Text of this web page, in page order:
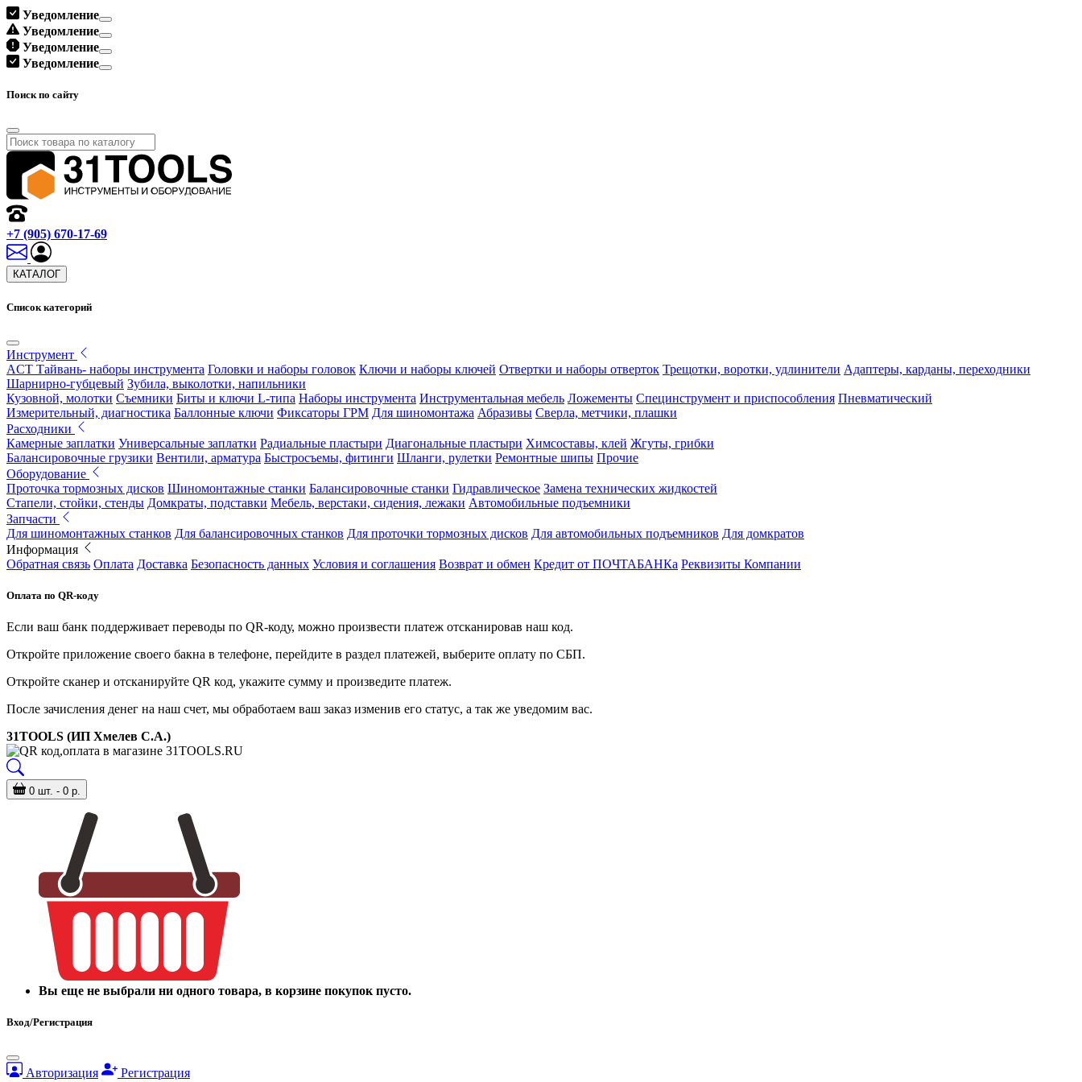
Уведомление
Уведомление
Уведомление
Уведомление
Поиск по сайту
+7 (905) 670-17-69
КАТАЛОГ
Список категорий
Инструмент
ACT Тайвань- наборы инструмента Головки и наборы головок Ключи и наборы ключей Отвертки и наборы отверток Трещотки, воротки, удлинители Адаптеры, карданы, переходники
Шарнирно-губцевый Зубила, выколотки, напильники
Кузовной, молотки Съемники Биты и ключи L-типа Наборы инструмента Инструментальная мебель Ложементы Специнструмент и приспособления Пневматический
Измерительный, диагностика Баллонные ключи Фиксаторы ГРМ Для шиномонтажа Абразивы Сверла, метчики, плашки
Расходники
Камерные заплатки Универсальные заплатки Радиальные пластыри Диагональные пластыри Химсоставы, клей Жгуты, грибки
Балансировочные грузики Вентили, арматура Быстросъемы, фитинги Шланги, рулетки Ремонтные шипы Прочие
Оборудование
Проточка тормозных дисков Шиномонтажные станки Балансировочные станки Гидравлическое Замена технических жидкостей
Стапели, стойки, стенды Домкраты, подставки Мебель, верстаки, сидения, лежаки Автомобильные подъемники
Запчасти
Для шиномонтажных станков Для балансировочных станков Для проточки тормозных дисков Для автомобильных подъемников Для домкратов
Информация
Обратная связь Оплата Доставка Безопасность данных Условия и соглашения Возврат и обмен Кредит от ПОЧТАБАНКа Реквизиты Компании
Оплата по QR-коду
Если ваш банк поддерживает переводы по QR-коду, можно произвести платеж отсканировав наш код.
Откройте приложение своего бакна в телефоне, перейдите в раздел платежей, выберите оплату по СБП.
Откройте сканер и отсканируйте QR код, укажите сумму и произведите платеж.
После зачисления денег на наш счет, мы обработаем ваш заказ изменив его статус, а так же уведомим вас.
31TOOLS (ИП Хмелев С.А.)
0 шт. - 0 р.
Вы еще не выбрали ни одного товара, в корзине покупок пусто.
Вход/Регистрация
Авторизация Регистрация